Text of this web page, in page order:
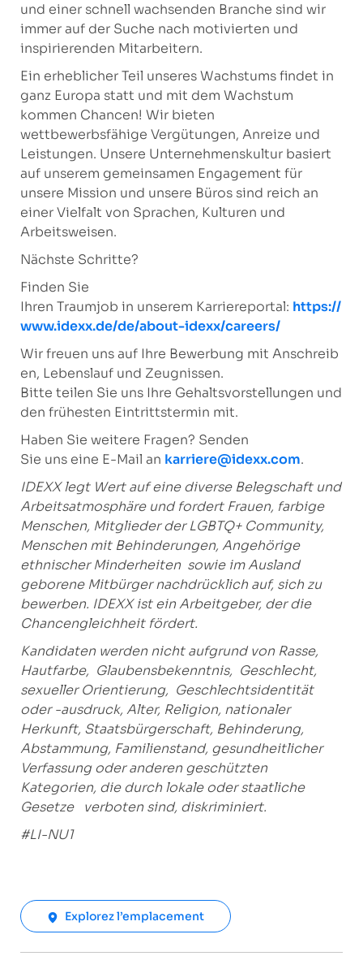
und einer schnell wachsenden Branche sind wir
immer auf der Suche nach motivierten und
inspirierenden Mitarbeitern.
Ein erheblicher Teil unseres Wachstums findet in
ganz Europa statt und mit dem Wachstum
kommen Chancen! Wir bieten
wettbewerbsfähige Vergütungen, Anreize und
Leistungen. Unsere Unternehmenskultur basiert
auf unserem gemeinsamen Engagement für
unsere Mission und unsere Büros sind reich an
einer Vielfalt von Sprachen, Kulturen und
Arbeitsweisen.
Nächste Schritte?
Finden Sie
Ihren Traumjob in unserem Karriereportal: https://
www.idexx.de/de/about-idexx/careers/
Wir freuen uns auf Ihre Bewerbung mit Anschreib
en, Lebenslauf und Zeugnissen.
Bitte teilen Sie uns Ihre Gehaltsvorstellungen und
den frühesten Eintrittstermin mit.
Haben Sie weitere Fragen? Senden
Sie uns eine E-Mail an karriere@idexx.com.
IDEXX legt Wert auf eine diverse Belegschaft und
Arbeitsatmosphäre und fordert Frauen, farbige
Menschen, Mitglieder der LGBTQ+ Community,
Menschen mit Behinderungen, Angehörige
ethnischer Minderheiten sowie im Ausland
geborene Mitbürger nachdrücklich auf, sich zu
bewerben. IDEXX ist ein Arbeitgeber, der die
Chancengleichheit fördert.
Kandidaten werden nicht aufgrund von Rasse,
Hautfarbe, Glaubensbekenntnis, Geschlecht,
sexueller Orientierung, Geschlechtsidentität
oder -ausdruck, Alter, Religion, nationaler
Herkunft, Staatsbürgerschaft, Behinderung,
Abstammung, Familienstand, gesundheitlicher
Verfassung oder anderen geschützten
Kategorien, die durch lokale oder staatliche
Gesetze
verboten sind, diskriminiert.
#LI-NU1
Explorez l’emplacement